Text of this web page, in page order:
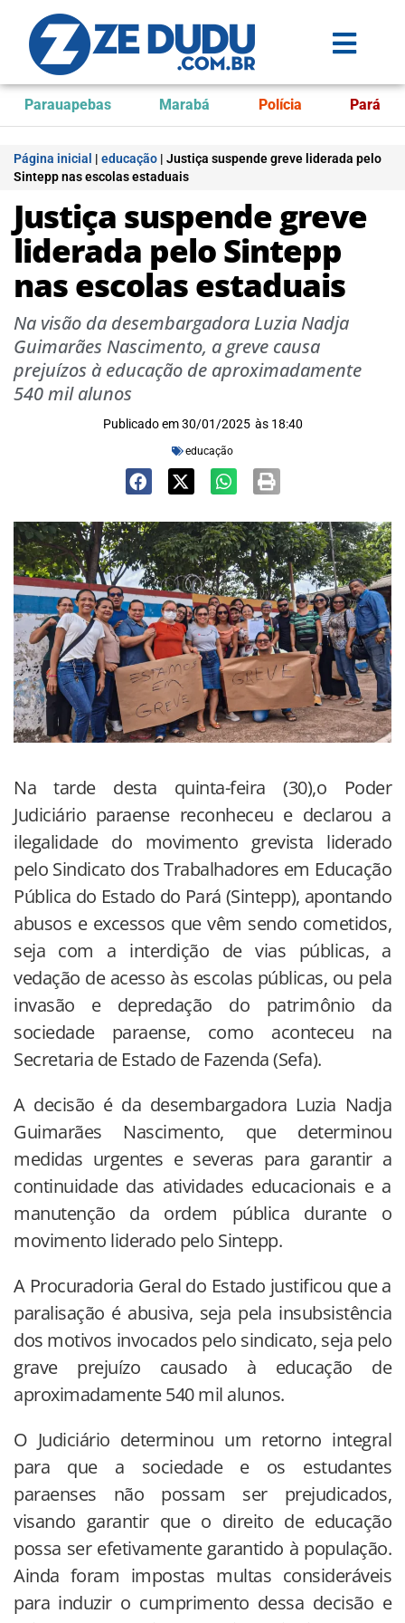
Parauapebas Marabá Polícia Pará
Página inicial | educação | Justiça suspende greve liderada pelo
Sintepp nas escolas estaduais
Justiça suspende greve
liderada pelo Sintepp
nas escolas estaduais
Na visão da desembargadora Luzia Nadja
Guimarães Nascimento, a greve causa
prejuízos à educação de aproximadamente
540 mil alunos
Publicado em 30/01/2025 às 18:40
educação
Na tarde desta quinta-feira (30),o Poder
Judiciário paraense reconheceu e declarou a
ilegalidade do movimento grevista liderado
pelo Sindicato dos Trabalhadores em Educação
Pública do Estado do Pará (Sintepp), apontando
abusos e excessos que vêm sendo cometidos,
seja com a interdição de vias públicas, a
vedação de acesso às escolas públicas, ou pela
invasão e depredação do patrimônio da
sociedade paraense, como aconteceu na
Secretaria de Estado de Fazenda (Sefa).
A decisão é da desembargadora Luzia Nadja
Guimarães Nascimento, que determinou
medidas urgentes e severas para garantir a
continuidade das atividades educacionais e a
manutenção da ordem pública durante o
movimento liderado pelo Sintepp.
A Procuradoria Geral do Estado justificou que a
paralisação é abusiva, seja pela insubsistência
dos motivos invocados pelo sindicato, seja pelo
grave prejuízo causado à educação de
aproximadamente 540 mil alunos.
O Judiciário determinou um retorno integral
para que a sociedade e os estudantes
paraenses não possam ser prejudicados,
visando garantir que o direito de educação
possa ser efetivamente garantido à população.
Ainda foram impostas multas consideráveis
para induzir o cumprimento dessa decisão e